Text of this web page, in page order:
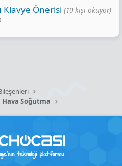
Klavye Önerisi (10 kişi okuyor)
Hava Soğutma